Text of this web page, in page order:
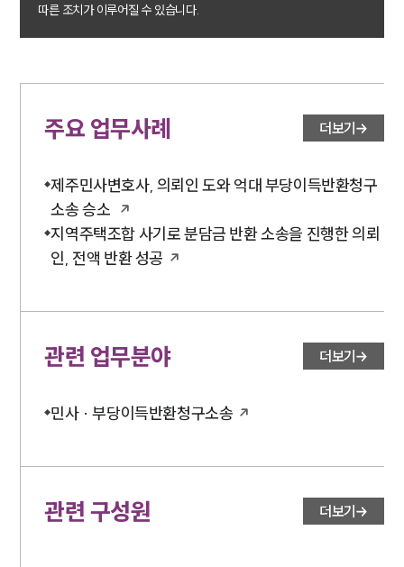
구성원 소개
소식/자료
공지사항
법률서식
뉴스레터/브로슈어
대륜법률상담예약
대륜법률상담예약
따른 조치가 이루어질 수 있습니다.
주요 업무사례 더보기
제주민사변호사, 의뢰인 도와 억대 부당이득반환청구
소송 승소
지역주택조합 사기로 분담금 반환 소송을 진행한 의뢰
인, 전액 반환 성공
관련 업무분야 더보기
민사 · 부당이득반환청구소송
관련 구성원 더보기